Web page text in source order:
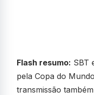
Flash resumo: SBT
pela Copa do
transmissão